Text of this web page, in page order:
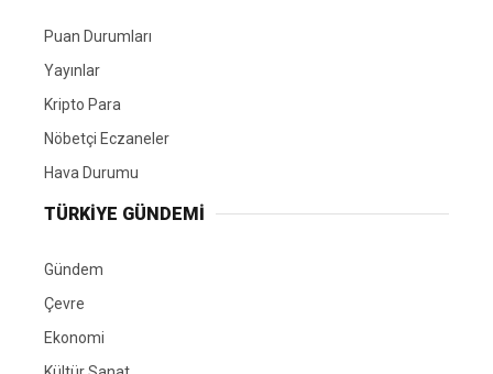
Puan Durumları
Yayınlar
Kripto Para
Nöbetçi Eczaneler
Hava Durumu
TÜRKIYE GÜNDEMI
Gündem
Çevre
Ekonomi